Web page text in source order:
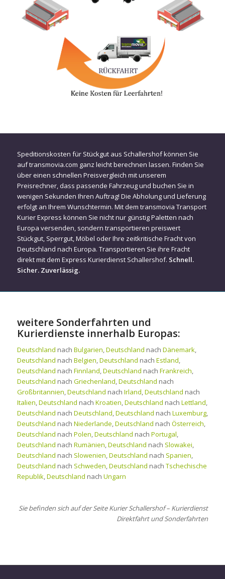
Speditionskosten für Stückgut aus Schallershof können Sie
auf transmovia.com ganz leicht berechnen lassen. Finden Sie
über einen schnellen Preisvergleich mit unserem
Preisrechner, dass passende Fahrzeug und buchen Sie in
wenigen Sekunden Ihren Auftrag! Die Abholung und Lieferung
erfolgt an Ihrem Wunschtermin. Mit dem transmovia Transport
Kurier Express können Sie nicht nur günstig Paletten nach
Europa versenden, sondern transportieren preiswert
Stückgut, Sperrgut, Möbel oder Ihre zeitkritische Fracht von
Deutschland nach Europa. Transportieren Sie ihre Fracht
direkt mit dem Express Kurierdienst Schallershof. Schnell.
Sicher. Zuverlässig.
weitere Sonderfahrten und
Kurierdienste innerhalb Europas:
Deutschland nach Bulgarien,Deutschland nach Dänemark,
Deutschland nach Belgien,Deutschland nach Estland,
Deutschland nach Finnland,Deutschland nach Frankreich,
Deutschland nach Griechenland,Deutschland nach
Großbritannien,Deutschland nach Irland,Deutschland nach
Italien,Deutschland nach Kroatien,Deutschland nach Lettland,
Deutschland nach Deutschland,Deutschland nach Luxemburg,
Deutschland nach Niederlande,Deutschland nach Österreich,
Deutschland nach Polen,Deutschland nach Portugal,
Deutschland nach Rumänien,Deutschland nach Slowakei,
Deutschland nach Slowenien,Deutschland nach Spanien,
Deutschland nach Schweden,Deutschland nach Tschechische
Republik,Deutschland nach Ungarn
Sie befinden sich auf der Seite Kurier Schallershof – Kurierdienst
Direktfahrt und Sonderfahrten